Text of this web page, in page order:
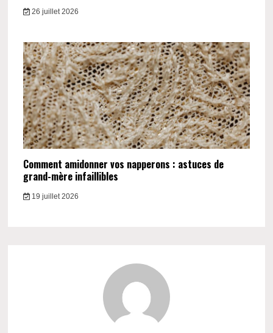
26 juillet 2026
Comment amidonner vos napperons : astuces de
grand-mère infaillibles
19 juillet 2026